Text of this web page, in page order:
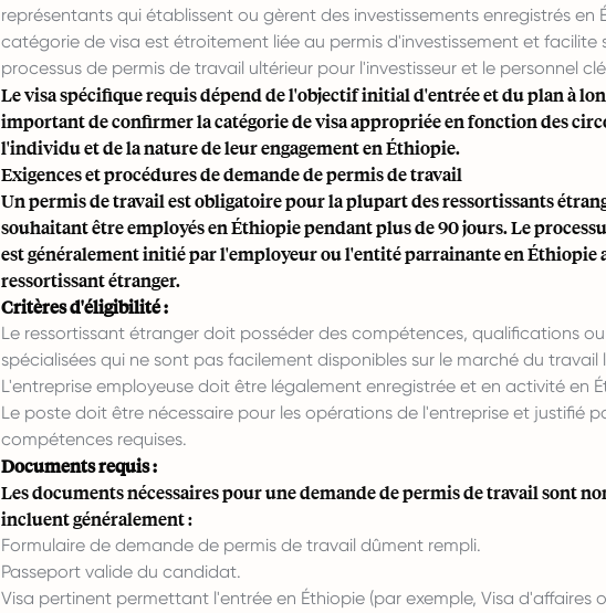
représentants qui établissent ou gèrent des investissements enregistrés en
catégorie de visa est étroitement liée au permis d'investissement et facilite
processus de permis de travail ultérieur pour l'investisseur et le personnel
Le visa spécifique requis dépend de l'objectif initial d'entrée et du plan à
important de confirmer la catégorie de visa appropriée en fonction des
l'individu et de la nature de leur engagement en Éthiopie.
Exigences et procédures de demande de permis de travail
Un permis de travail est obligatoire pour la plupart des ressortissants
souhaitant être employés en Éthiopie pendant plus de 90 jours. Le
est généralement initié par l'employeur ou l'entité parrainante en Éthiopie
ressortissant étranger.
Critères d'éligibilité :
Le ressortissant étranger doit posséder des compétences, qualifications
spécialisées qui ne sont pas facilement disponibles sur le marché du travail
L'entreprise employeuse doit être légalement enregistrée et en activité en
Le poste doit être nécessaire pour les opérations de l'entreprise et justifié
compétences requises.
Documents requis :
Les documents nécessaires pour une demande de permis de travail sont
incluent généralement :
Formulaire de demande de permis de travail dûment rempli.
Passeport valide du candidat.
Visa pertinent permettant l'entrée en Éthiopie (par exemple, Visa d'affaires